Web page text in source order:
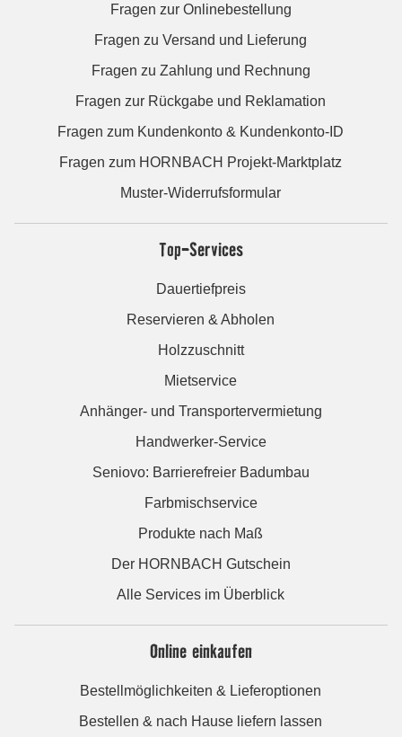
Fragen zur Onlinebestellung
Fragen zu Versand und Lieferung
Fragen zu Zahlung und Rechnung
Fragen zur Rückgabe und Reklamation
Fragen zum Kundenkonto & Kundenkonto-ID
Fragen zum HORNBACH Projekt-Marktplatz
Muster-Widerrufsformular
Top-Services
Dauertiefpreis
Reservieren & Abholen
Holzzuschnitt
Mietservice
Anhänger- und Transportervermietung
Handwerker-Service
Seniovo: Barrierefreier Badumbau
Farbmischservice
Produkte nach Maß
Der HORNBACH Gutschein
Alle Services im Überblick
Online einkaufen
Bestellmöglichkeiten & Lieferoptionen
Bestellen & nach Hause liefern lassen